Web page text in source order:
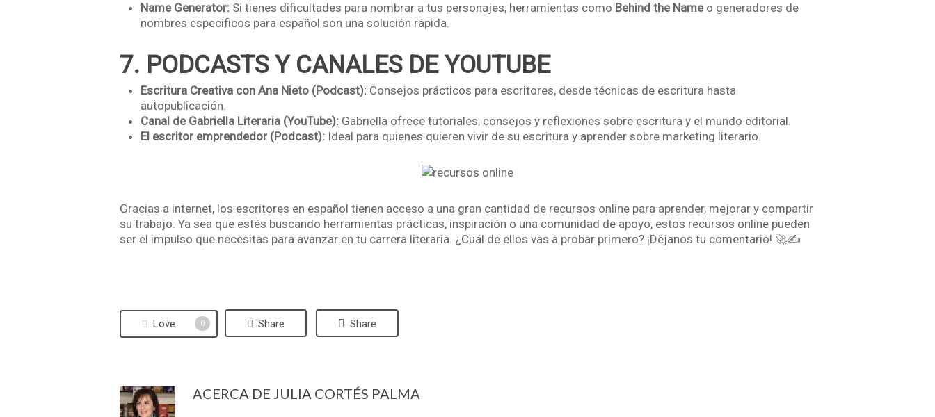
Name Generator: Si tienes dificultades para nombrar a tus personajes, herramientas como Behind the Nameo generadores de
nombres específicos para español son una solución rápida.
7. PODCASTS Y CANALES DE YOUTUBE
Escritura Creativa con Ana Nieto (Podcast): Consejos prácticos para escritores, desde técnicas de escritura hasta
autopublicación.
Canal de Gabriella Literaria (YouTube): Gabriella ofrece tutoriales, consejos y reflexiones sobre escritura y el mundo editorial.
El escritor emprendedor (Podcast): Ideal para quienes quieren vivir de su escritura y aprender sobre marketing literario.
Gracias a internet, los escritores en español tienen acceso a una gran cantidad de recursos online para aprender, mejorar y compartir
su trabajo. Ya sea que estés buscando herramientas prácticas, inspiración o una comunidad de apoyo, estos recursos online pueden
ser el impulso que necesitas para avanzar en tu carrera literaria. ¿Cuál de ellos vas a probar primero? ¡Déjanos tu comentario! 🚀✍️
Love 0 Share Share
ACERCA DE JULIA CORTÉS PALMA